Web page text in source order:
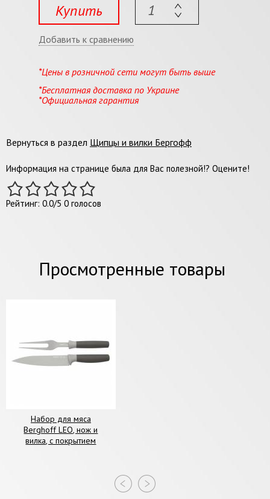
Купить
Добавить к сравнению
*Цены в розничной сети могут быть выше
*Бесплатная доставка по Украине
*Официальная гарантия
Вернуться в раздел Щипцы и вилки Бергофф
Информация на странице была для Вас полезной!? Оцените!
Рейтинг: 0.0/5 0 голосов
Просмотренные товары
Набор для мяса
Berghoff LEO, нож и
вилка, с покрытием